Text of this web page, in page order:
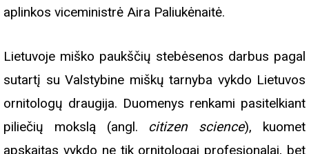
aplinkos viceministrė Aira Paliukėnaitė.
Lietuvoje miško paukščių stebėsenos darbus pagal
sutartį su Valstybine miškų tarnyba vykdo Lietuvos
ornitologų draugija. Duomenys renkami pasitelkiant
piliečių mokslą (angl. citizen science), kuomet
apskaitas vykdo ne tik ornitologai profesionalai, bet